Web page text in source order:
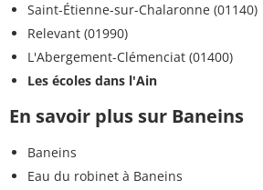
Saint-Étienne-sur-Chalaronne (01140)
Relevant (01990)
L'Abergement-Clémenciat (01400)
Les écoles dans l'Ain
En savoir plus sur Baneins
Baneins
Eau du robinet à Baneins